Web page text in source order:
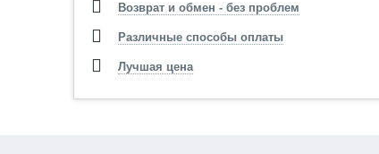
Возврат и обмен - без проблем
Различные способы оплаты
Лучшая цена